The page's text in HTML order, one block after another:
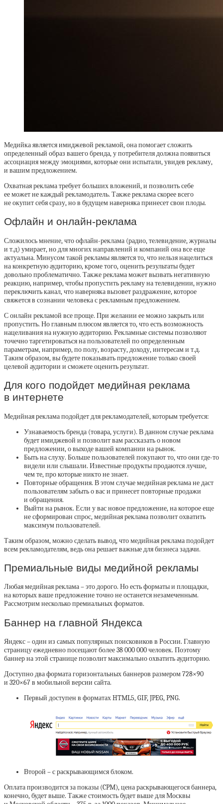
Медийка является имиджевой рекламой, она помогает сложить
определенный образ вашего бренда, у потребителя должна появиться
ассоциация между эмоциями, которые они испытали, увидев рекламу,
и вашим предложением.
Охватная реклама требует больших вложений, и позволить себе
ее может не каждый рекламодатель. Также реклама скорее всего
не окупит себя сразу, но в будущем наверняка принесет свои плоды.
Офлайн и онлайн-реклама
Сложилось мнение, что офлайн-реклама (радио, телевидение, журналы
и т.д) умирает, но для многих направлений и компаний она все еще
актуальна. Минусом такой рекламы является то, что нельзя нацелиться
на конкретную аудиторию, кроме того, оценить результаты будет
довольно проблематично. Также реклама может вызвать негативную
реакцию, например, чтобы пропустить рекламу на телевидении, нужно
переключить канал, что наверняка вызовет раздражение, которое
свяжется в сознании человека с рекламным предложением.
С онлайн рекламой все проще. При желании ее можно закрыть или
пропустить. Но главным плюсом является то, что есть возможность
нацеливания на нужную аудиторию. Рекламные системы позволяют
точечно таргетироваться на пользователей по определенным
параметрам, например, по полу, возрасту, доходу, интересам и т.д.
Таким образом, вы будете показывать предложение только своей
целевой аудитории и сможете оценить результат.
Для кого подойдет медийная реклама
в интернете
Медийная реклама подойдет для рекламодателей, которым требуется:
Узнаваемость бренда (товара, услуги). В данном случае реклама
будет имиджевой и позволит вам рассказать о новом
предложении, о выходе вашей компании на рынок.
Быть на слуху. Больше пользователей покупают то, что они где-то
видели или слышали. Известные продукты продаются лучше,
чем те, про которые никто не знает.
Повторные обращения. В этом случае медийная реклама не даст
пользователям забыть о вас и принесет повторные продажи
и обращения.
Выйти на рынок. Если у вас новое предложение, на которое еще
не сформирован спрос, медийная реклама позволит охватить
максимум пользователей.
Таким образом, можно сделать вывод, что медийная реклама подойдет
всем рекламодателям, ведь она решает важные для бизнеса задачи.
Премиальные виды медийной рекламы
Любая медийная реклама – это дорого. Но есть форматы и площадки,
на которых ваше предложение точно не останется незамеченным.
Рассмотрим несколько премиальных форматов.
Баннер на главной Яндекса
Яндекс – один из самых популярных поисковиков в России. Главную
страницу ежедневно посещают более 38 000 000 человек. Поэтому
баннер на этой странице позволит максимально охватить аудиторию.
Доступно два формата горизонтальных баннеров размером 728×90
и 320×67 в мобильной версии сайта.
Первый доступен в форматах HTML5, GIF, JPEG, PNG.
Второй – с раскрывающимся блоком.
Оплата производится за показы (CPM), цена раскрывающегося баннера,
конечно, будет выше. Также стоимость будет выше для Москвы